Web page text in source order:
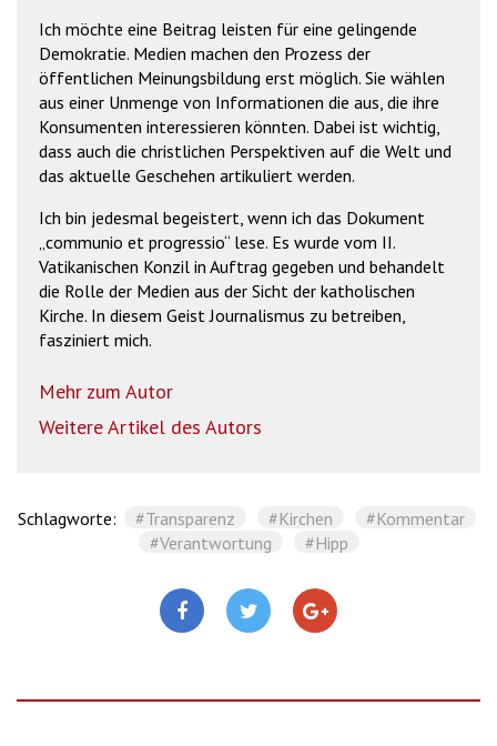
Ich möchte eine Beitrag leisten für eine gelingende
Demokratie. Medien machen den Prozess der
öffentlichen Meinungsbildung erst möglich. Sie wählen
aus einer Unmenge von Informationen die aus, die ihre
Konsumenten interessieren könnten. Dabei ist wichtig,
dass auch die christlichen Perspektiven auf die Welt und
das aktuelle Geschehen artikuliert werden.
Ich bin jedesmal begeistert, wenn ich das Dokument
„communio et progressio“ lese. Es wurde vom II.
Vatikanischen Konzil in Auftrag gegeben und behandelt
die Rolle der Medien aus der Sicht der katholischen
Kirche. In diesem Geist Journalismus zu betreiben,
fasziniert mich.
Mehr zum Autor
Weitere Artikel des Autors
Schlagworte: #Transparenz #Kirchen
#Kommentar
#Verantwortung
#Hipp